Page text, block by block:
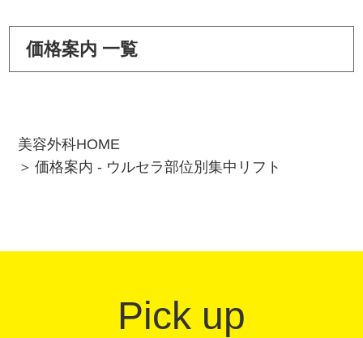
価格案内 一覧
美容外科HOME
価格案内 - ウルセラ部位別集中リフト
Pick up